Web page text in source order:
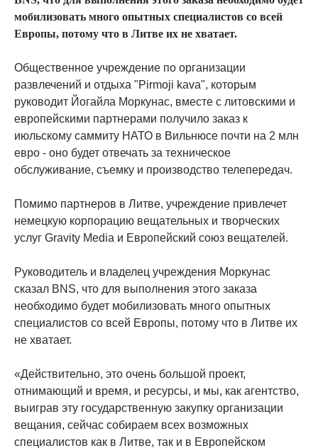
мобилизовать много опытных специалистов со всей
Европы, потому что в Литве их не хватает.
Общественное учреждение по организации
развлечений и отдыха "Pirmoji kava", которым
руководит Йогайла Моркунас, вместе с литовскими и
европейскими партнерами получило заказ к
июльскому саммиту НАТО в Вильнюсе почти на 2 млн
евро - оно ​​будет отвечать за техническое
обслуживание, съемку и производство телепередач.
Помимо партнеров в Литве, учреждение привлечет
немецкую корпорацию вещательных и творческих
услуг Gravity Media и Европейский союз вещателей.
Руководитель и владелец учреждения Моркунас
сказал BNS, что для выполнения этого заказа
необходимо будет мобилизовать много опытных
специалистов со всей Европы, потому что в Литве их
не хватает.
«Действительно, это очень большой проект,
отнимающий и время, и ресурсы, и мы, как агентство,
выиграв эту государственную закупку организации
вещания, сейчас собираем всех возможных
специалистов как в Литве, так и в Европейском